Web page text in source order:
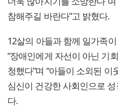
참해주길 바란다”고 밝혔다.
12살의 아들과 함께 일가족
“장애인에게 자선이 아닌 기
청했다”며 “아들이 소외된
심신이 건강한 사회인으로
다.